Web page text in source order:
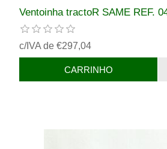
Ventoinha tractoR SAME REF.
c/IVA de €297,04